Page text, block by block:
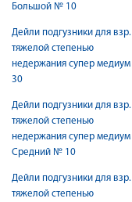
Большой № 10
Дейли подгузники для взр.
тяжелой степенью
недержания супер
30
Дейли подгузники для взр.
тяжелой степенью
недержания супер медиум
Средний № 10
Дейли подгузники для взр.
тяжелой степенью